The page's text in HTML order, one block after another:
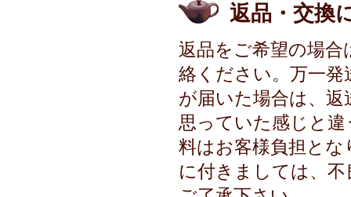
返品・交換
返品をご希望の場
絡ください。万一発
が届いた場合は、
思っていた感じと
料はお客様負担と
に付きましては、